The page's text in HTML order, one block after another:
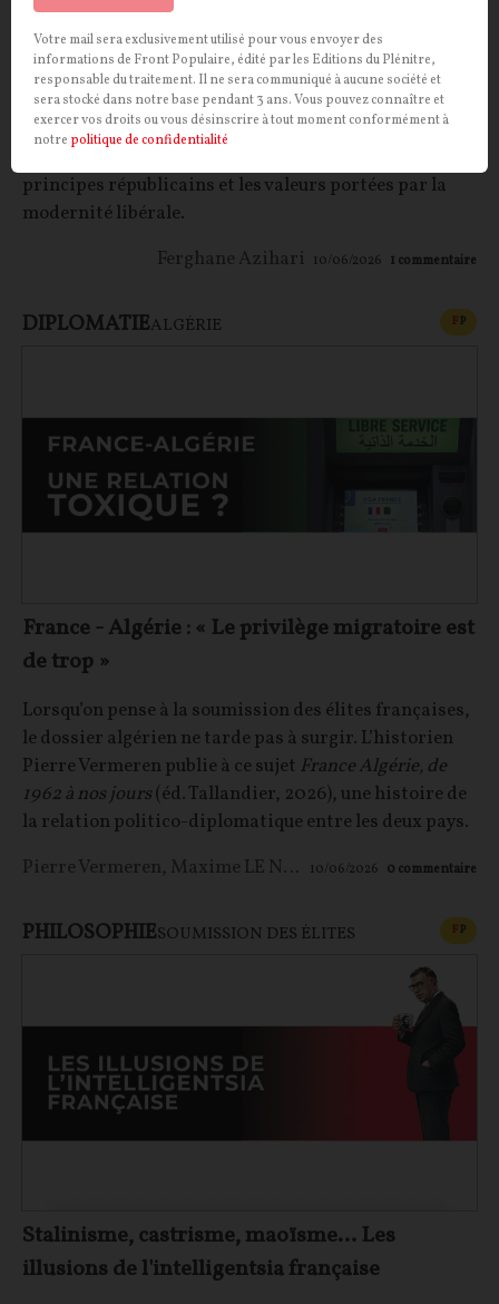
Fascination islamophile
Sujet délicat, l’islam ? Pas pour Ferghane Azihari qui
s’insurge contre la soumission des élites françaises à
principes républicains et les valeurs portées par la
modernité libérale.
Ferghane Azihari 10/06/2026 1 commentaire
DIPLOMATIEALGÉRIE FP
France - Algérie : « Le privilège migratoire est
de trop »
Lorsqu’on pense à la soumission des élites françaises,
le dossier algérien ne tarde pas à surgir. L’historien
Pierre Vermeren publie à ce sujet France Algérie, de
1962 à nos jours(éd. Tallandier, 2026), une histoire de
la relation politico-diplomatique entre les deux pays.
Pierre Vermeren, Maxime LE NAGARD 10/06/2026 0 commentaire
PHILOSOPHIESOUMISSION DES ÉLITES FP
Stalinisme, castrisme, maoïsme… Les
illusions de l'intelligentsia française
Votre mail sera exclusivement utilisé pour vous envoyer des
informations de Front Populaire, édité par les Editions du Plénitre,
responsable du traitement. Il ne sera communiqué à aucune société et
sera stocké dans notre base pendant 3 ans. Vous pouvez connaître et
exercer vos droits ou vous désinscrire à tout moment conformément à
notre politique de confidentialité